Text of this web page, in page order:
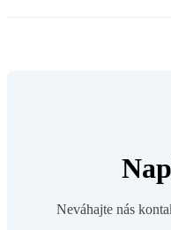
Neváhajte nás